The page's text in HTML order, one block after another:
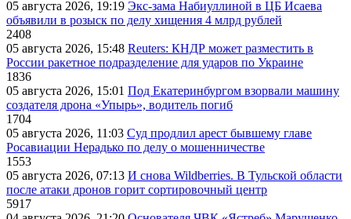
05 августа 2026, 19:19 Экс-зама Набиуллиной в ЦБ Исаева
объявили в розыск по делу хищения 4 млрд рублей
2408
05 августа 2026, 15:48 Reuters: КНДР может разместить в
России ракетное подразделение для ударов по Украине
1836
05 августа 2026, 15:01 Под Екатеринбургом взорвали машину
создателя дрона «Упырь», водитель погиб
1704
05 августа 2026, 11:03 Суд продлил арест бывшему главе
Росавиации Нерадько по делу о мошенничестве
1553
05 августа 2026, 07:13 И снова Wildberries. В Тульской области
после атаки дронов горит сортировочный центр
5917